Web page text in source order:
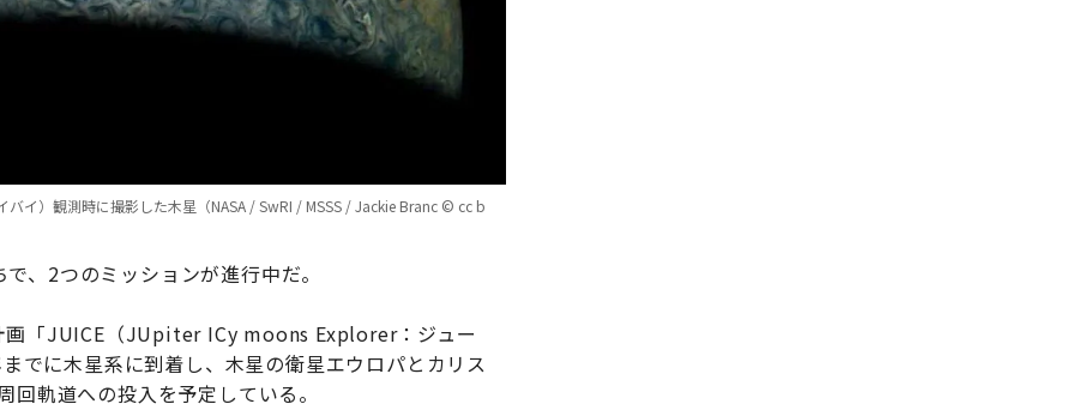
イ）観測時に撮影した木星（NASA / SwRI / MSSS / Jackie Branc © cc b
、2つのミッションが進行中だ。
画「JUICE（JUpiter ICy moons Explorer：ジュー
でに木星系に到着し、木星の衛星エウロパとカリス
軌道への投入を予定している。